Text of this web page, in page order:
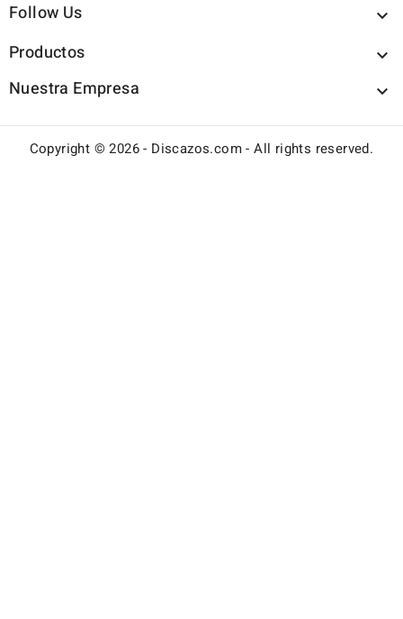
Follow Us 
Productos 
Nuestra Empresa 
Copyright © 2026 - Discazos.com - All rights reserved.